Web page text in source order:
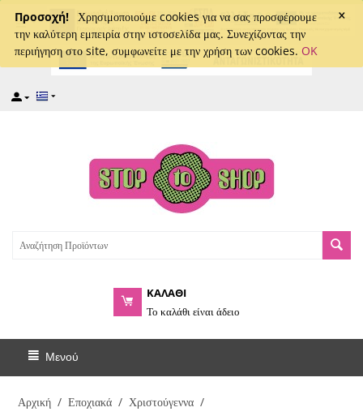
×
Προσοχή! Χρησιμοποιούμε cookies για να σας προσφέρουμε
την καλύτερη εμπειρία στην ιστοσελίδα μας. Συνεχίζοντας την
περιήγηση στο site, συμφωνείτε με την χρήση των cookies. OK
captcha
ΚΑΛΑΘΙ
Το καλάθι είναι άδειο
Μενού
Αρχική / Εποχιακά / Χριστούγεννα /